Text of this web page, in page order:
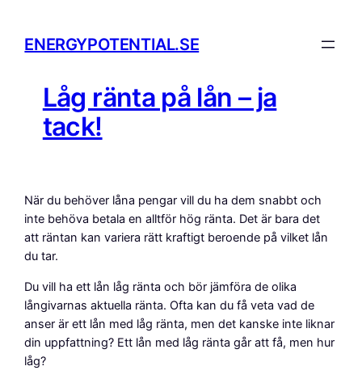
innehåll
ENERGYPOTENTIAL.SE
Låg ränta på lån – ja
tack!
När du behöver låna pengar vill du ha dem snabbt och
inte behöva betala en alltför hög ränta. Det är bara det
att räntan kan variera rätt kraftigt beroende på vilket lån
du tar.
Du vill ha ett lån låg ränta och bör jämföra de olika
långivarnas aktuella ränta. Ofta kan du få veta vad de
anser är ett lån med låg ränta, men det kanske inte liknar
din uppfattning? Ett lån med låg ränta går att få, men hur
låg?